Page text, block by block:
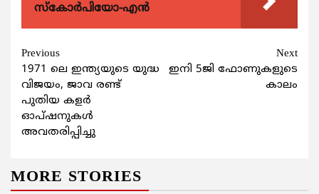
സ്കോർപിയോ-എൻ
Continue
Reading
Previous
1971 ലെ ഇന്ത്യയുടെ യുദ്ധ
വിജയം, ജാവ രണ്ട്
പുതിയ കളര്‍
ഓപ്ഷനുകള്‍
അവതരിപ്പിച്ചു
Next
ഇനി 5ജി ഫോണുകളുടെ
കാലം
MORE STORIES